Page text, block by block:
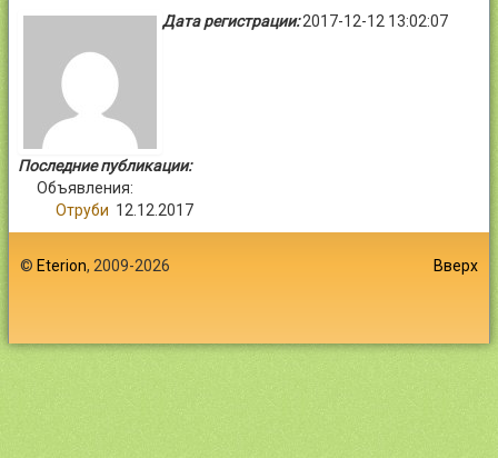
Дата регистрации:2017-12-12 13:02:07
Последние публикации:
Объявления:
Отруби 12.12.2017
© Eterion, 2009-2026 Вверх